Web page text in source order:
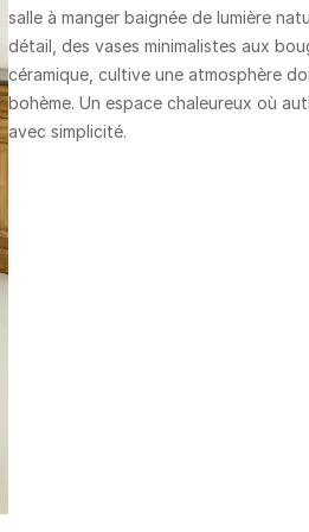
salle à manger baignée de lumière
détail, des vases minimalistes aux
céramique, cultive une atmosphère
bohème. Un espace chaleureux où
avec simplicité.